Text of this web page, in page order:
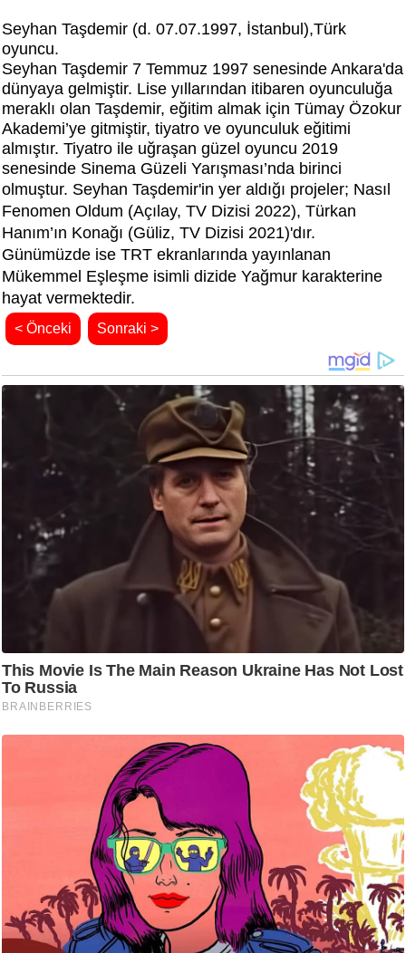
Seyhan Taşdemir (d. 07.07.1997, İstanbul),Türk
oyuncu.
Seyhan Taşdemir 7 Temmuz 1997 senesinde Ankara'da
dünyaya gelmiştir. Lise yıllarından itibaren oyunculuğa
meraklı olan Taşdemir, eğitim almak için Tümay Özokur
Akademi’ye gitmiştir, tiyatro ve oyunculuk eğitimi
almıştır. Tiyatro ile uğraşan güzel oyuncu 2019
senesinde Sinema Güzeli Yarışması’nda birinci
olmuştur. Seyhan Taşdemir'in yer aldığı projeler; Nasıl
Fenomen Oldum (Açılay, TV Dizisi 2022), Türkan
Hanım’ın Konağı (Güliz, TV Dizisi 2021)'dır.
Günümüzde ise TRT ekranlarında yayınlanan
Mükemmel Eşleşme isimli dizide Yağmur karakterine
hayat vermektedir.
< Önceki Sonraki >